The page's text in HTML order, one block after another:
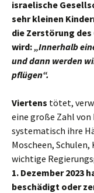
israelische
sehr kleinen
die Zerstörung
wird:„Innerhalb
und dann werden
pflügen“.
Viertens tötet,
eine große Zahl
systematisch ihre
Moscheen,
wichtige
1. Dezember 2023
beschädigt oder